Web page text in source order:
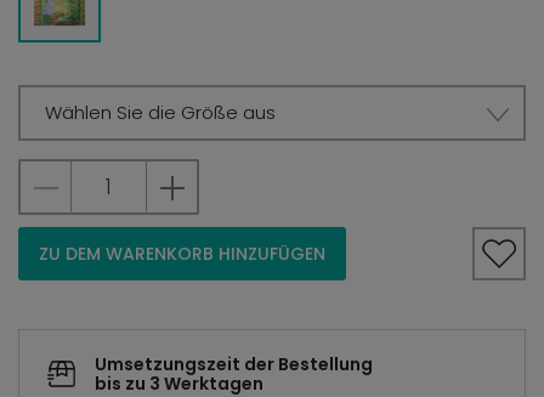
Wählen Sie die Größe aus
ZU DEM WARENKORB HINZUFÜGEN
Umsetzungszeit der Bestellung
bis zu 3 Werktagen